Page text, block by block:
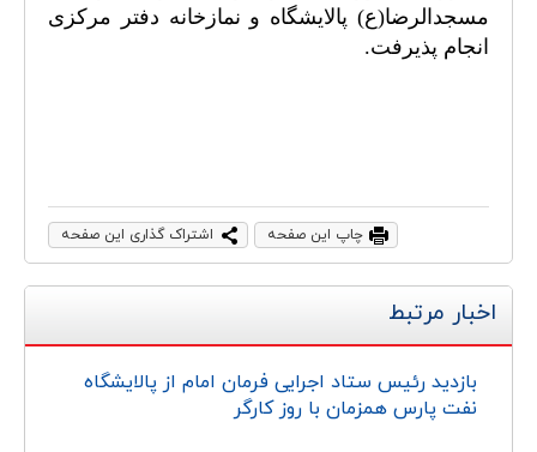
مسجدالرضا(ع) پالایشگاه و نمازخانه دفتر مرکزی
انجام پذیرفت.
اشتراک گذاری این صفحه چاپ این صفحه
اخبار مرتبط
بازدید رئیس ستاد اجرایی فرمان امام از پالایشگاه
نفت پارس همزمان با روز کارگر